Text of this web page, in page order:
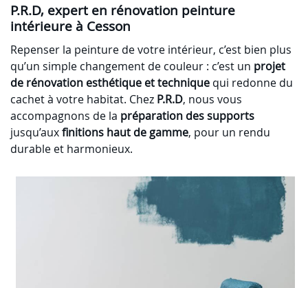
P.R.D, expert en rénovation peinture
intérieure à Cesson
Repenser la peinture de votre intérieur, c’est bien plus
qu’un simple changement de couleur : c’est un projet
de rénovation esthétique et technique qui redonne du
cachet à votre habitat. Chez P.R.D, nous vous
accompagnons de la préparation des supports
jusqu’auxfinitions haut de gamme, pour un rendu
durable et harmonieux.